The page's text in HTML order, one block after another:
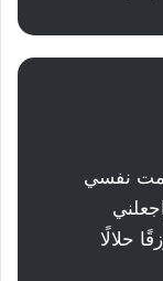
نفسي
حلالًا